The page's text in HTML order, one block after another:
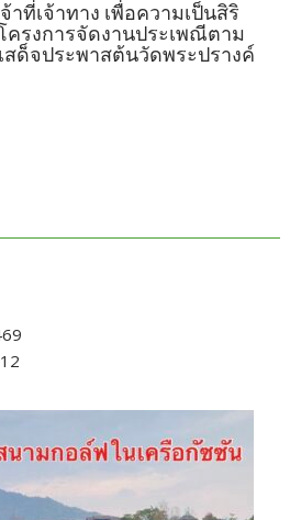
ที่เจ้าทาง เพื่อความเป็นสิริ
รงการจัดงานประเพณีตาม
สด็จประพาสต้นวัดพระปรางค์